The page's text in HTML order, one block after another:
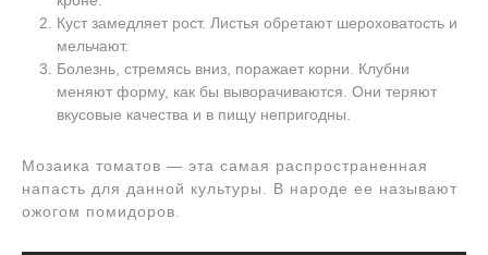
Куст замедляет рост. Листья обретают шероховатость и
мельчают.
Болезнь, стремясь вниз, поражает корни. Клубни
меняют форму, как бы выворачиваются. Они теряют
вкусовые качества и в пищу непригодны.
Мозаика томатов — эта самая распространенная
напасть для данной культуры. В народе ее называют
ожогом помидоров.